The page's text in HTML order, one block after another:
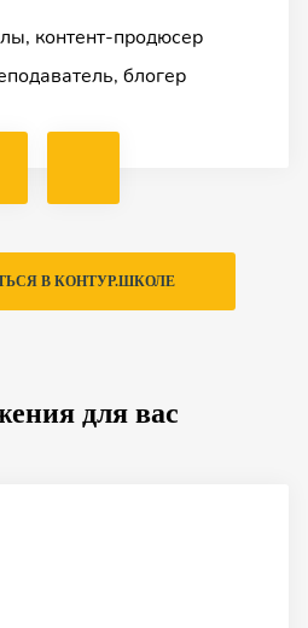
контент-продюсер
блогер
В КОНТУР.ШКОЛЕ
для вас